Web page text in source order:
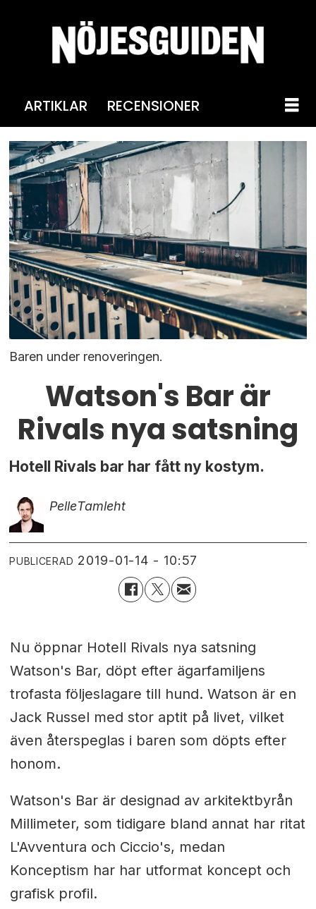
ARTIKLAR RECENSIONER
Baren under renoveringen.
Watson's Bar är
Rivals nya satsning
Hotell Rivals bar har fått ny kostym.
PelleTamleht
PUBLICERAD 2019-01-14 - 10:57
Nu öppnar Hotell Rivals nya satsning
Watson's Bar, döpt efter ägarfamiljens
trofasta följeslagare till hund. Watson är en
Jack Russel med stor aptit på livet, vilket
även återspeglas i baren som döpts efter
honom.
Watson's Bar är designad av arkitektbyrån
Millimeter, som tidigare bland annat har ritat
L'Avventura och Ciccio's, medan
Konceptism har har utformat koncept och
grafisk profil.